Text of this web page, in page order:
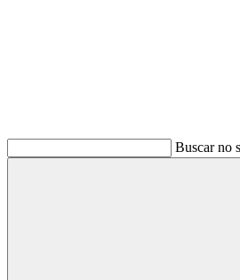
Buscar no